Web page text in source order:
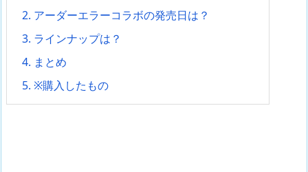
2. アーダーエラーコラボの発売日は？
3. ラインナップは？
4. まとめ
5. ※購入したもの